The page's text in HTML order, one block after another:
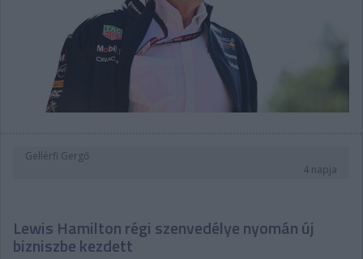
Gellérfi Gergő
4 napja
Lewis Hamilton régi szenvedélye nyomán új
bizniszbe kezdett